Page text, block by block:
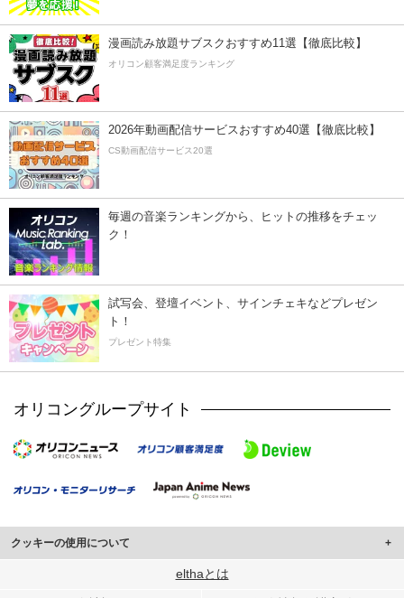
漫画読み放題サブスクおすすめ11選【徹底比較】
オリコン顧客満足度ランキング
2026年動画配信サービスおすすめ40選【徹底比較】
CS動画配信サービス20選
毎週の音楽ランキングから、ヒットの推移をチェッ
ク！
試写会、登壇イベント、サインチェキなどプレゼン
ト！
プレゼント特集
オリコングループサイト
クッキーの使用について
このサイトでは Cookie を使用して、ユーザーに合わせたコンテンツや広告の
elthaとは